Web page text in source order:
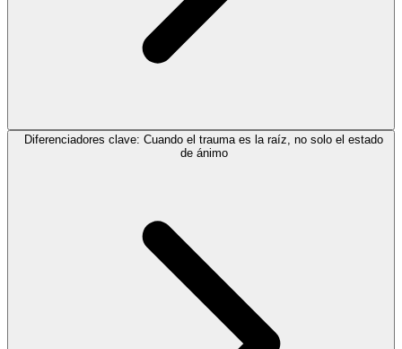
Diferenciadores clave: Cuando el trauma es la raíz, no solo el estado
de ánimo